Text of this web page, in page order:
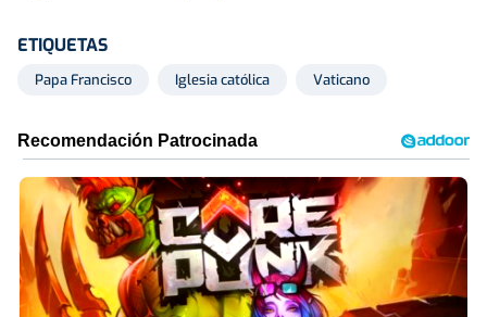
ETIQUETAS
Papa Francisco Iglesia católica Vaticano